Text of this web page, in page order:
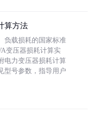
算方法
负载损耗的国家标准
变压器损耗计算实
电力变压器损耗计算
型号参数，指导用户